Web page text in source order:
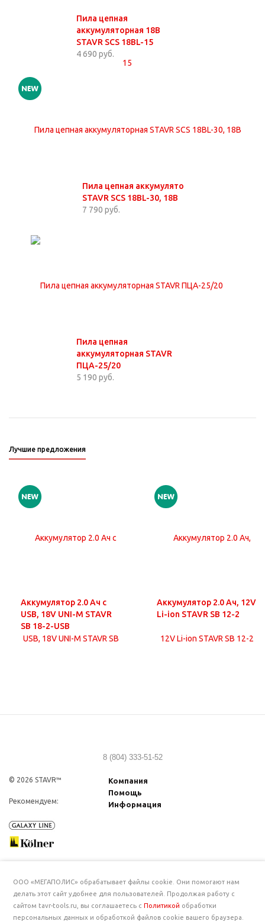
Пила цепная
аккумуляторная 18В
STAVR SCS 18BL-15
4 690 руб.
Пила цепная аккумуляторная
STAVR SCS 18BL-30, 18В
7 790 руб.
Пила цепная
аккумуляторная STAVR
ПЦА-25/20
5 190 руб.
Лучшие предложения
Аккумулятор 2.0 Ач с
USB, 18V UNI-M STAVR
SB 18-2-USB
Аккумулятор 2.0 Ач, 12V
Li-ion STAVR SB 12-2
8 (804) 333-51-52
© 2026 STAVR™
Рекомендуем:
Компания
Помощь
Информация
ООО «МЕГАПОЛИС» обрабатывает файлы cookie. Они помогают нам
делать этот сайт удобнее для пользователей. Продолжая работу с
сайтом tavr-tools.ru, вы соглашаетесь сПолитикой обработки
персональных данных и обработкой файлов cookie вашего браузера.